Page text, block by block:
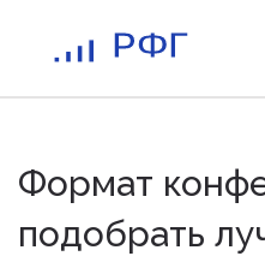
Формат
подобрать